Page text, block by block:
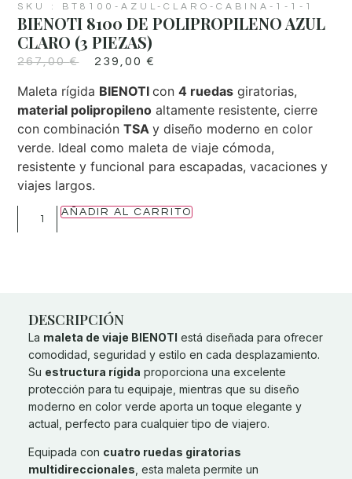
SKU : BT8100-AZUL-CLARO-CABINA-1-1-1
BIENOTI 8100 DE POLIPROPILENO AZUL
CLARO (3 PIEZAS)
267,00€ 239,00€
Maleta rígida BIENOTIcon4 ruedas giratorias,
material polipropileno altamente resistente, cierre
con combinaciónTSAy diseño moderno en color
verde. Ideal como maleta de viaje cómoda,
resistente y funcional para escapadas, vacaciones y
viajes largos.
AÑADIR AL CARRITO
DESCRIPCIÓN
La maleta de viaje BIENOTI está diseñada para ofrecer
comodidad, seguridad y estilo en cada desplazamiento.
Su estructura rígida proporciona una excelente
protección para tu equipaje, mientras que su diseño
moderno en color verde aporta un toque elegante y
actual, perfecto para cualquier tipo de viajero.
Equipada con cuatro ruedas giratorias
multidireccionales , esta maleta permite un